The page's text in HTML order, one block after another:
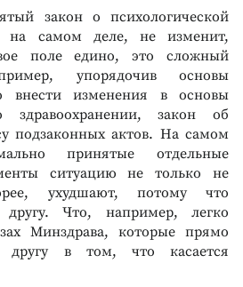
закон о психологической
на самом деле, не изменит,
поле едино, это сложный
упорядочив основы
внести изменения в основы
здравоохранении, закон об
подзаконных актов. На самом
принятые отдельные
ситуацию не только не
ухудшают, потому что
другу. Что, например, легко
Минздрава, которые прямо
другу в том, что касается